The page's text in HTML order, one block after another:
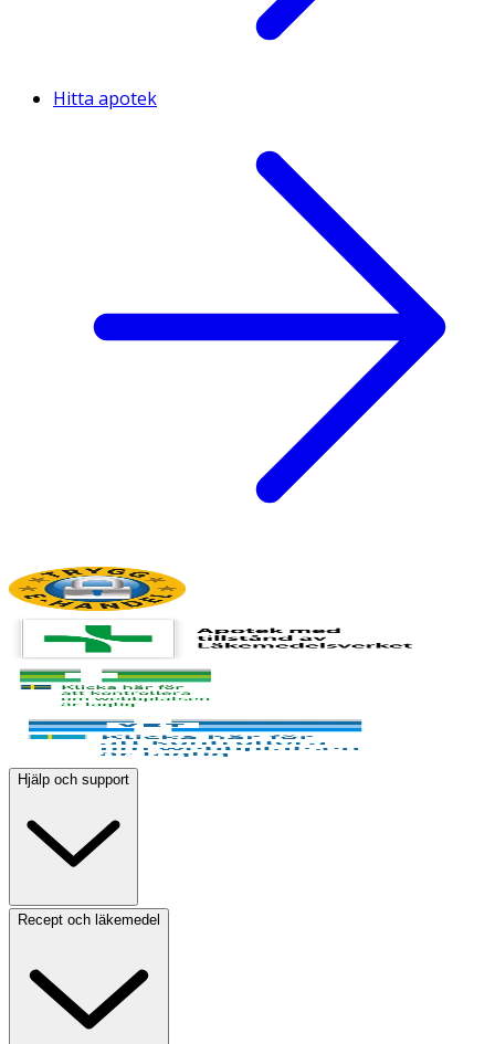
Hitta apotek
Hjälp och support
Recept och läkemedel